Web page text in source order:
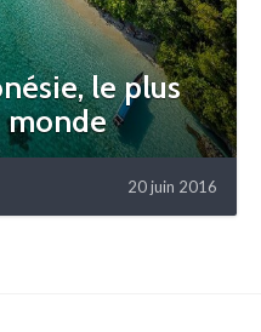
le plus
monde
20 juin 2016